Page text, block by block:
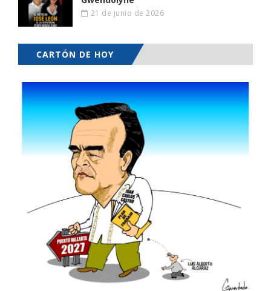
21 de junio de 2026
CARTÓN DE HOY